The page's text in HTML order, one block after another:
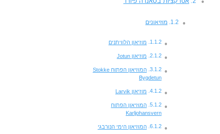
מוזיאונים
מוזיאון הלוויתנים
מוזיאון Jotun
המוזיאון הפתוח Stokke
Bygdetun
מוזיאון Larvik
המוזיאון הפתוח
Karljohansvern
המוזיאון הימי הנורבגי